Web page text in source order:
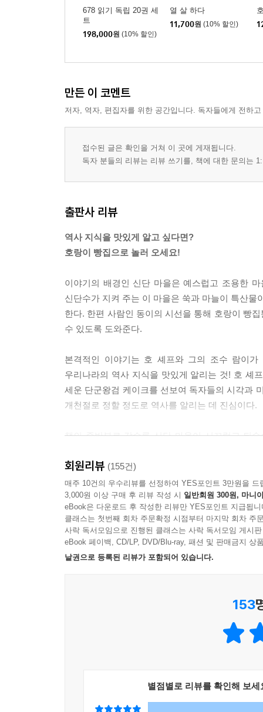
2장 출동, 호빵단!
3장 도깨비 왕자
4장 비형 대 이무기의 대결
678 읽기 독립 20권 세
트
198,000원 (10% 할인)
열 살 하다
11,700원 (10% 할인)
만든 이 코멘트
저자, 역자, 편집자를 위한 공간입니다. 독자들에게 전하
접수된 글은 확인을 거쳐 이 곳에 게재됩니다.
독자 분들의 리뷰는 리뷰 쓰기를, 책에 대한 문의는
출판사 리뷰
역사 지식을 맛있게 알고 싶다면?
호랑이 빵집으로 놀러 오세요!
이야기의 배경인 신단 마을은 예스럽고 조용한
신단수가 지켜 주는 이 마을은 쑥과 마늘이 특산
한다. 한편 사람인 동이의 시선을 통해 호랑이 빵
수 있도록 도와준다.
본격적인 이야기는 호 셰프와 그의 조수 람이가
우리나라의 역사 지식을 맛있게 알리는 것! 호 셰
세운 단군왕검 케이크를 선보여 독자들의 시각과
개천절로 정할 정도로 역사를 알리는 데 진심이다.
책의 중반부로 갈수록 신단 마을이 시끄럽고 뒤
연대를 느끼게 한다.
이 책을 쓴 서지원 작가는 역사를 어렵고, 지루하
한다. 호랑이 빵집으로 달콤하고 쌉싸름한 역사를
곶감 무서워하는 호랑이,
쑥과 마늘이 싫어 달아난 호랑이,
세상에 많고 많은 호랑이가 있지만
아주 먼 옛날부터 호랑이는 우리 민족과 깊은 인
이 책은 좋아하는 것에 더 집중하려는 요즘 시대
회원리뷰 (155건)
매주 10건의 우수리뷰를 선정하여 YES포인트 3만원을 드
3,000원 이상 구매 후 리뷰 작성 시 일반회원 300원, 마니
eBook은 다운로드 후 작성한 리뷰만 YES포인트 지급됩니
클래스는 첫번째 회차 주문확정 시점부터 마지막 회차 주
사락 독서모임으로 진행된 클래스는 사락 독서모임 게시
eBook 페이백, CD/LP, DVD/Blu-ray, 패션 및 판매금지 상
낱권으로 등록된 리뷰가 포함되어 있습니다.
153
별점별로 리뷰를 확인해 보세